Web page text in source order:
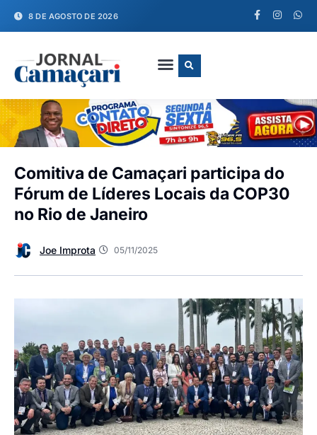
8 DE AGOSTO DE 2026
Comitiva de Camaçari participa do
Fórum de Líderes Locais da COP30
no Rio de Janeiro
Joe Improta 05/11/2025